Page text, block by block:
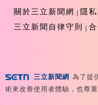
關於三立新聞網
隱
三立新聞自律守則
Copyright ©2026
Reserved 版權所有 盜
三立新聞網 為了提
術來改善使用者體驗，也尊